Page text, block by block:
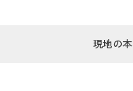
現地の